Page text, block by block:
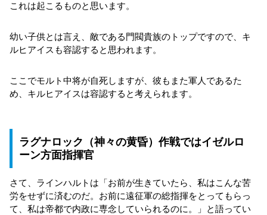
これは起こるものと思います。
幼い子供とは言え、敵である門閥貴族のトップですので、キ
ルヒアイスも容認すると思われます。
ここでモルト中将が自死しますが、彼もまた軍人であるた
め、キルヒアイスは容認すると考えられます。
ラグナロック（神々の黄昏）作戦ではイゼルロ
ーン方面指揮官
さて、ラインハルトは「お前が生きていたら、私はこんな苦
労をせずに済むのだ。お前に遠征軍の総指揮をとってもらっ
て、私は帝都で内政に専念していられるのに。」と語ってい